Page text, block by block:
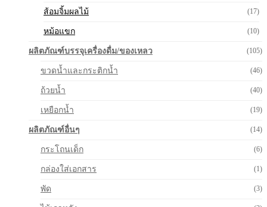
ส้อมจิ้มผลไม้ (17)
หม้อแขก (10)
ผลิตภัณฑ์บรรจุเครื่องดื่ม/ของเหลว (105)
ขวดน้ำและกระติกน้ำ (46)
ถ้วยน้ำ (40)
เหยือกน้ำ (19)
ผลิตภัณฑ์อื่นๆ (14)
กระโถนเด็ก (6)
กล่องใส่เอกสาร (1)
พัด (3)